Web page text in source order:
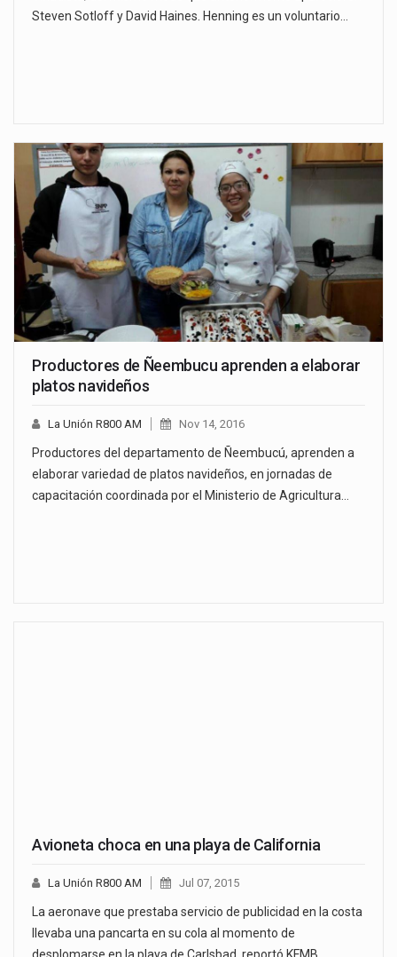
Steven Sotloff y David Haines. Henning es un voluntario…
Productores de Ñeembucu aprenden a elaborar
platos navideños
La Unión R800 AM Nov 14, 2016
Productores del departamento de Ñeembucú, aprenden a
elaborar variedad de platos navideños, en jornadas de
capacitación coordinada por el Ministerio de Agricultura…
Avioneta choca en una playa de California
La Unión R800 AM Jul 07, 2015
La aeronave que prestaba servicio de publicidad en la costa
llevaba una pancarta en su cola al momento de